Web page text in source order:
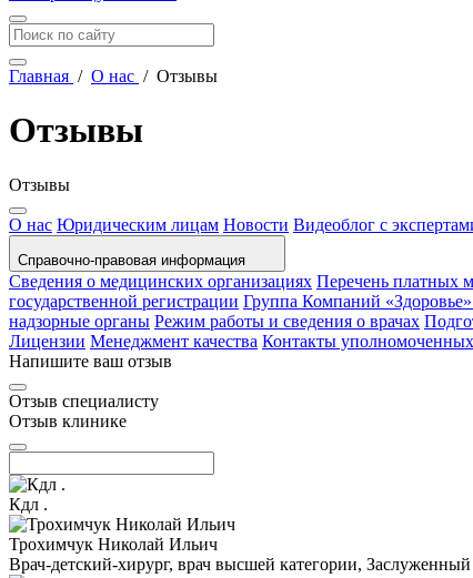
Главная / О нас / Отзывы
Отзывы
Отзывы
О нас Юридическим лицам Новости Видеоблог с
Справочно-правовая информация
Сведения о медицинских организациях Перечень платных
государственной регистрации Группа Компаний
надзорные органы Режим работы и сведения о врачах
Лицензии Менеджмент качества Контакты
Напишите ваш отзыв
Отзыв специалисту
Отзыв клинике
Кдл .
Трохимчук Николай Ильич
Врач-детский-хирург, врач высшей категории,